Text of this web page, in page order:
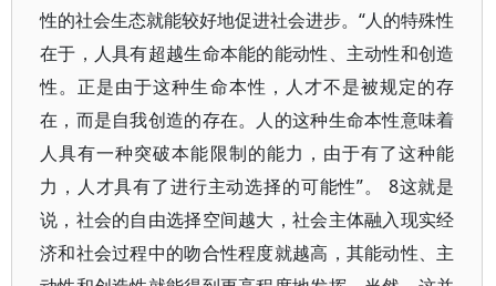
性的社会生态就能较好地促进社会进步。“人的特殊性
在于，人具有超越生命本能的能动性、主动性和创造
性。正是由于这种生命本性，人才不是被规定的存
在，而是自我创造的存在。人的这种生命本性意味着
人具有一种突破本能限制的能力，由于有了这种能
力，人才具有了进行主动选择的可能性”。 8这就是
说，社会的自由选择空间越大，社会主体融入现实经
济和社会过程中的吻合性程度就越高，其能动性、主